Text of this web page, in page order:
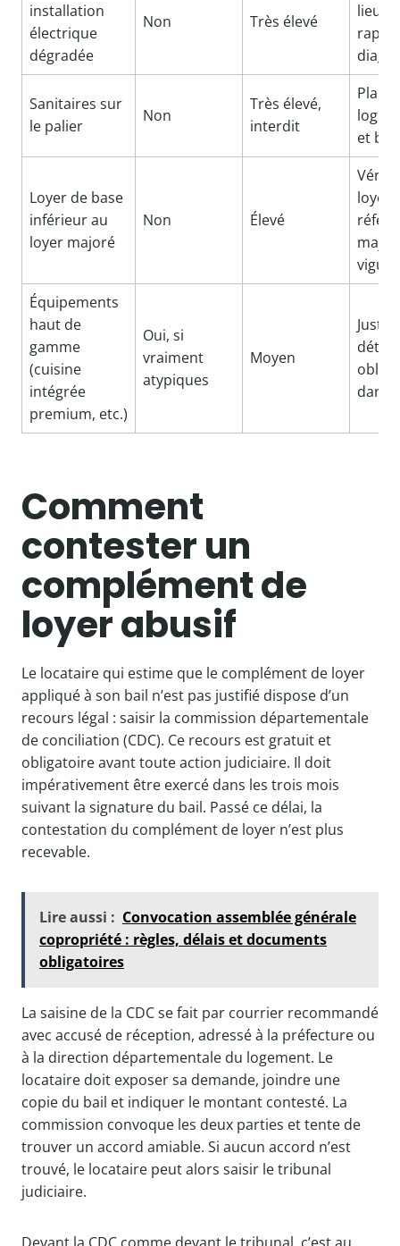
installation
électrique
dégradée
Non Très élevé
lieux +
Sanitaires sur
le palier
Non
Très élevé,
interdit
Plan
et bail
Loyer de base
inférieur au
loyer majoré
Non Élevé
loyer
Équipements
haut de
gamme
(cuisine
intégrée
premium, etc.)
Oui, si
vraiment
atypiques
Moyen
dans
Comment
contester un
complément de
loyer abusif
Le locataire qui estime que le complément de loyer
appliqué à son bail n’est pas justifié dispose d’un
recours légal : saisir la commission départementale
de conciliation (CDC). Ce recours est gratuit et
obligatoire avant toute action judiciaire. Il doit
impérativement être exercé dans les trois mois
suivant la signature du bail. Passé ce délai, la
contestation du complément de loyer n’est plus
recevable.
Lire aussi : Convocation assemblée générale
copropriété : règles, délais et documents
obligatoires
La saisine de la CDC se fait par courrier recommandé
avec accusé de réception, adressé à la préfecture ou
à la direction départementale du logement. Le
locataire doit exposer sa demande, joindre une
copie du bail et indiquer le montant contesté. La
commission convoque les deux parties et tente de
trouver un accord amiable. Si aucun accord n’est
trouvé, le locataire peut alors saisir le tribunal
judiciaire.